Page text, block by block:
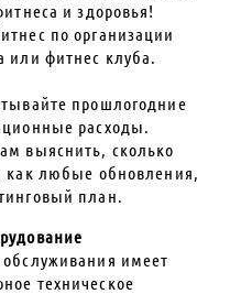
и здоровья!
по организации
или фитнес клуба.
прошлогодние
расходы.
выяснить, сколько
как любые обновления,
план.
имеет
техническое